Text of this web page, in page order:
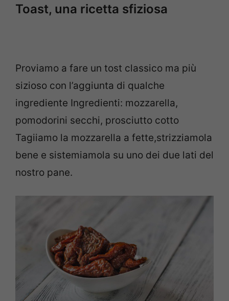
Toast, una ricetta sfiziosa
Proviamo a fare un tost classico ma più
sizioso con l’aggiunta di qualche
ingrediente Ingredienti: mozzarella,
pomodorini secchi, prosciutto cotto
Tagiiamo la mozzarella a fette,strizziamola
bene e sistemiamola su uno dei due lati del
nostro pane.